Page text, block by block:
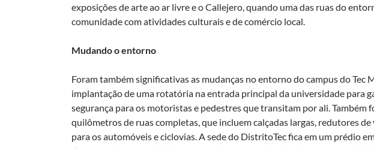
exposições de arte ao ar livre e o Callejero, quando uma das ruas do
comunidade com atividades culturais e de comércio local.
Mudando o entorno
Foram também significativas as mudanças no entorno do campus do Tec
implantação de uma rotatória na entrada principal da universidade para
segurança para os motoristas e pedestres que transitam por ali. Também
quilômetros de ruas completas, que incluem calçadas largas, redutores de
para os automóveis e ciclovias. A sede do DistritoTec fica em um prédio